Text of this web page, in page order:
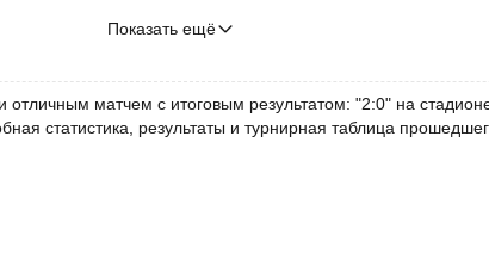
Показать ещё
матчем с итоговым результатом: "2:0" на
статистика, результаты и турнирная таблица